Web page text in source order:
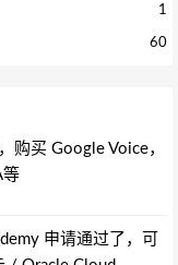
1
60
购买 Google Voice，
等
申请通过了，可